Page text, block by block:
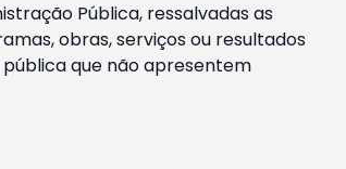
Pública, ressalvadas as
obras, serviços ou resultados
que não apresentem